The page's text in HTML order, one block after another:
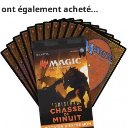
également acheté...